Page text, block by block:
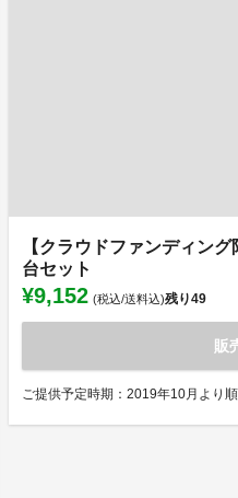
【クラウドファンディン
台セット
¥9,152 (税込/送料込)残り49
販
ご提供予定時期：2019年10月より